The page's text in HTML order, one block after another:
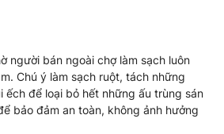
người bán ngoài chợ làm sạch luôn
Chú ý làm sạch ruột, tách những
ếch để loại bỏ hết những ấu trùng sán
bảo đảm an toàn, không ảnh hưởng